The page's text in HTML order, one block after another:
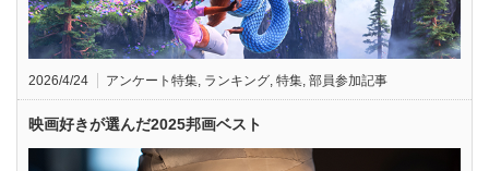
2026/4/24 アンケート特集, ランキング, 特集, 部員参加記事
映画好きが選んだ2025邦画ベスト